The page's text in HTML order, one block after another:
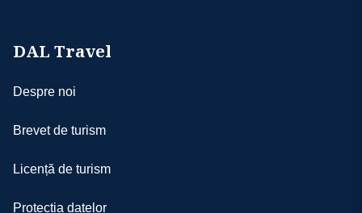
DAL Travel
Despre noi
Brevet de turism
Licență de turism
Protecția datelor